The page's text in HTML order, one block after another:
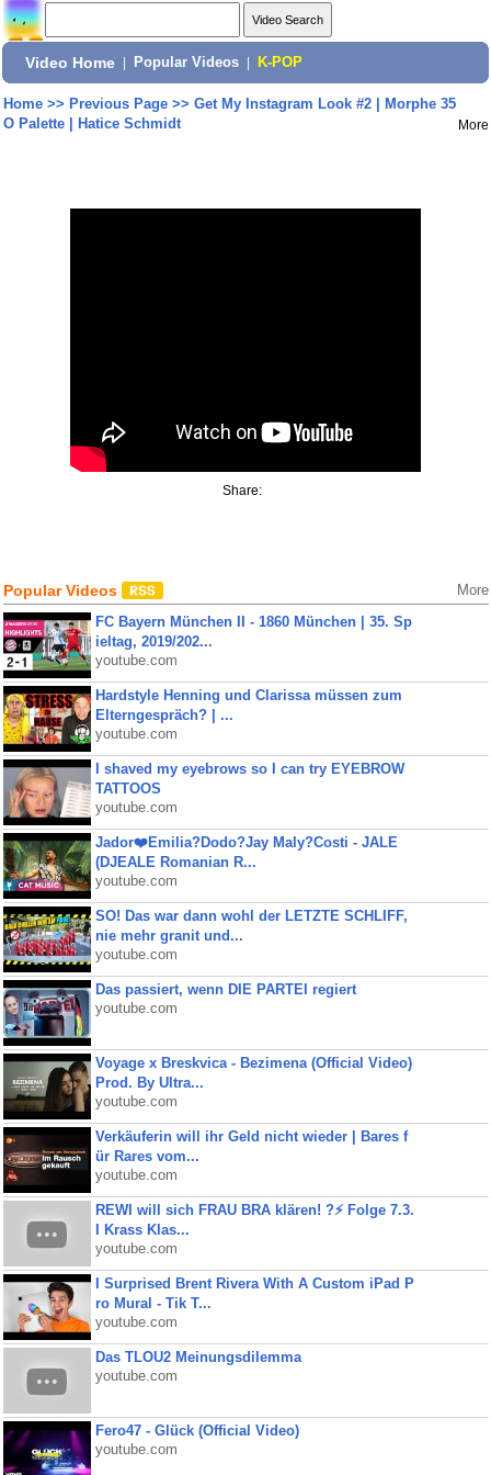
Video Home Popular Videos K-POP
Home>> Previous Page>> Get My Instagram Look #2 | Morphe 35
O Palette | Hatice Schmidt
More
Share:
Popular Videos More
FC Bayern München II - 1860 München | 35. Sp
ieltag, 2019/202...
youtube.com
Hardstyle Henning und Clarissa müssen zum
Elterngespräch? | ...
youtube.com
I shaved my eyebrows so I can try EYEBROW
TATTOOS
youtube.com
Jador❤️Emilia?Dodo?Jay Maly?Costi - JALE
(DJEALE Romanian R...
youtube.com
SO! Das war dann wohl der LETZTE SCHLIFF,
nie mehr granit und...
youtube.com
Das passiert, wenn DIE PARTEI regiert
youtube.com
Voyage x Breskvica - Bezimena (Official Video)
Prod. By Ultra...
youtube.com
Verkäuferin will ihr Geld nicht wieder | Bares f
ür Rares vom...
youtube.com
REWI will sich FRAU BRA klären! ?⚡️ Folge 7.3.
I Krass Klas...
youtube.com
I Surprised Brent Rivera With A Custom iPad P
ro Mural - Tik T...
youtube.com
Das TLOU2 Meinungsdilemma
youtube.com
Fero47 - Glück (Official Video)
youtube.com